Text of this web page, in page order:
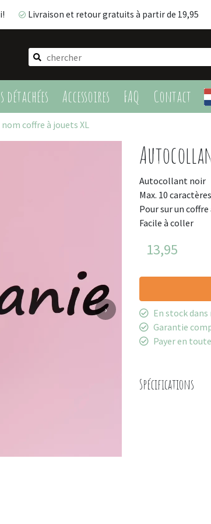
Livraison et retour gratuits à partir de 19,95
détachées Accessoires FAQ Contact
Livraison et retour gratuits à partir de 19,95
coffre à jouets XL
›
Autocollant noir
Max. 10 caractères
Pour sur un
Facile à coller
13,95
En stock
Garantie
Payer en
Spécifications